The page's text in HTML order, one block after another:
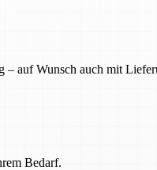
– auf Wunsch auch mit
Bedarf.